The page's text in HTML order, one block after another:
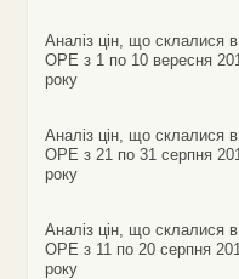
Аналіз цін, що склалися в
ОРЕ з 1 по 10 вересня
року
Аналіз цін, що склалися в
ОРЕ з 21 по 31 серпня
року
Аналіз цін, що склалися в
ОРЕ з 11 по 20 серпня
року